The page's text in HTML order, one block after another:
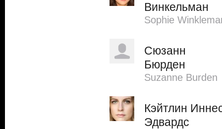
Винкельман
Sophie
Сюзанн
Бюрден
Suzanne Burden
Кэйтлин
Эдвардс